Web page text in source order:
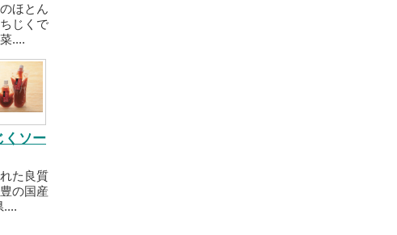
ほとん
じくで
....
くソー
た良質
の国産
....